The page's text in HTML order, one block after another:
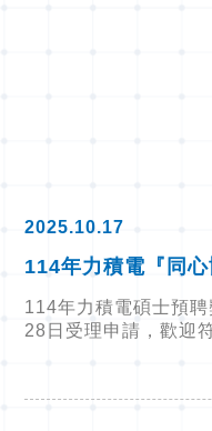
2025.10.17
114年力積電『同
學金
114年力積電碩士預
28日受理申請，歡迎